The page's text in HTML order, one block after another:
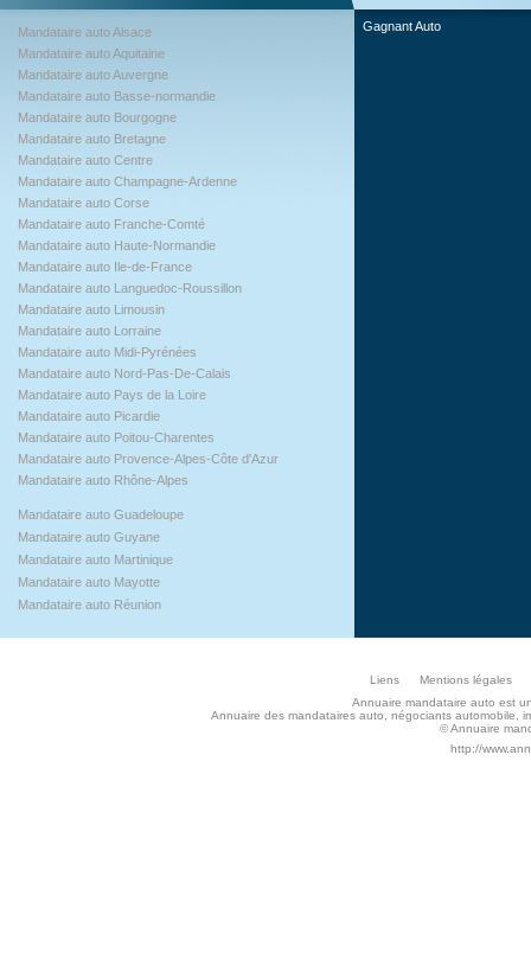
Mandataire auto Alsace
Mandataire auto Aquitaine
Mandataire auto Auvergne
Mandataire auto Basse-normandie
Mandataire auto Bourgogne
Mandataire auto Bretagne
Mandataire auto Centre
Mandataire auto Champagne-Ardenne
Mandataire auto Corse
Mandataire auto Franche-Comté
Mandataire auto Haute-Normandie
Mandataire auto Ile-de-France
Mandataire auto Languedoc-Roussillon
Mandataire auto Limousin
Mandataire auto Lorraine
Mandataire auto Midi-Pyrénées
Mandataire auto Nord-Pas-De-Calais
Mandataire auto Pays de la Loire
Mandataire auto Picardie
Mandataire auto Poitou-Charentes
Mandataire auto Provence-Alpes-Côte d'Azur
Mandataire auto Rhône-Alpes
Mandataire auto Guadeloupe
Mandataire auto Guyane
Mandataire auto Martinique
Mandataire auto Mayotte
Mandataire auto Réunion
Gagnant Auto
Liens
Mentions légales
Annuaire mandataire auto est
Annuaire des mandataires auto, négociants automobile,
© Annuaire
http://